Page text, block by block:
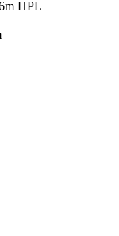
HPL